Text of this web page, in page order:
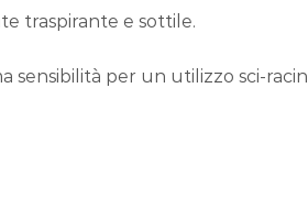
traspirante e sottile.
sensibilità per un utilizzo sci-